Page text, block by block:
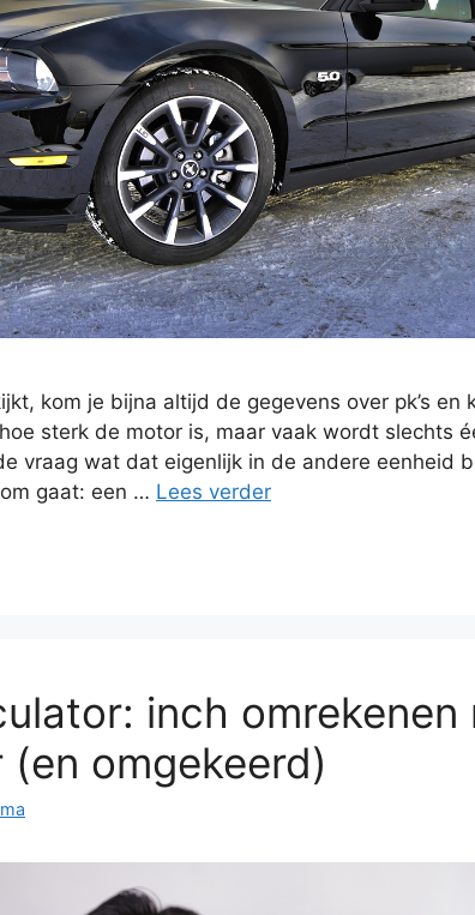
kom je bijna altijd de gegevens over pk’s en
sterk de motor is, maar vaak wordt slechts
vraag wat dat eigenlijk in de andere eenheid
gaat: een … Lees verder
inch omrekenen
omgekeerd)